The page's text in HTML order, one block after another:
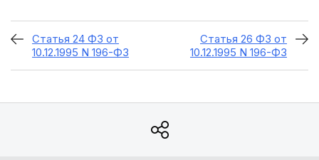
Статья 24 ФЗ от
10.12.1995 N 196-ФЗ
Статья 26 ФЗ от
10.12.1995 N 196-ФЗ